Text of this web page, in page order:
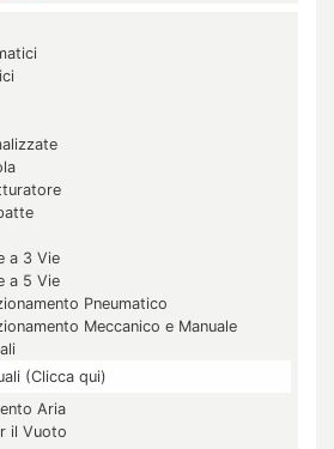
a 3 Vie
a 5 Vie
Pneumatico
Meccanico e Manuale
(Clicca qui)
Aria
il Vuoto